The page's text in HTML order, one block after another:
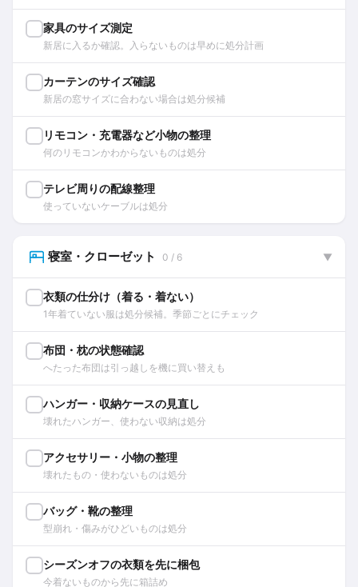
家具のサイズ測定
新居に入るか確認。入らないものは早めに処分計画
カーテンのサイズ確認
新居の窓サイズに合わない場合は処分候補
リモコン・充電器など小物の整理
何のリモコンかわからないものは処分
テレビ周りの配線整理
使っていないケーブルは処分
寝室・クローゼット 0 / 6 ▼
衣類の仕分け（着る・着ない）
1年着ていない服は処分候補。季節ごとにチェック
布団・枕の状態確認
へたった布団は引っ越しを機に買い替えも
ハンガー・収納ケースの見直し
壊れたハンガー、使わない収納は処分
アクセサリー・小物の整理
壊れたもの・使わないものは処分
バッグ・靴の整理
型崩れ・傷みがひどいものは処分
シーズンオフの衣類を先に梱包
今着ないものから先に箱詰め